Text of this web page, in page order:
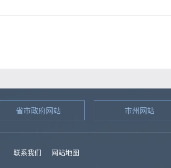
省市政府网站 市州网站
联系我们 网站地图